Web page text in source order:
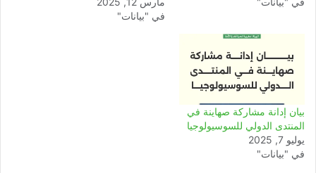
في "بيانات"
بيان إدانة مشاركة صهاينة في
المنتدى الدولي للسوسيولوجيا
يوليو 7, 2025
في "بيانات"